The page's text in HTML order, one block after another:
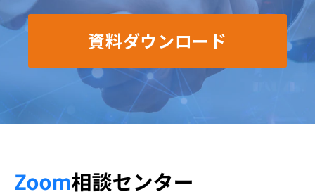
資料ダウンロード